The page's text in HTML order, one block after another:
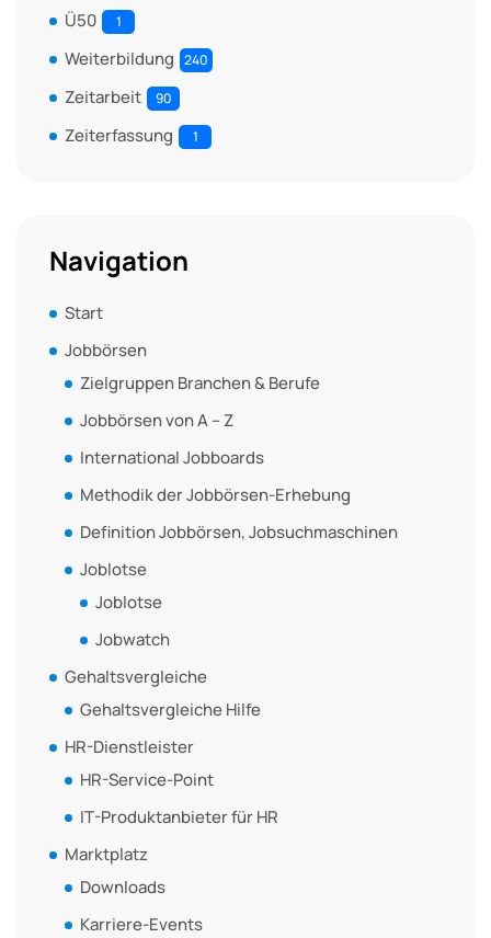
Ü50 1
Weiterbildung 240
Zeitarbeit 90
Zeiterfassung 1
Navigation
Start
Jobbörsen
Zielgruppen Branchen & Berufe
Jobbörsen von A – Z
International Jobboards
Methodik der Jobbörsen-Erhebung
Definition Jobbörsen, Jobsuchmaschinen
Joblotse
Joblotse
Jobwatch
Gehaltsvergleiche
Gehaltsvergleiche Hilfe
HR-Dienstleister
HR-Service-Point
IT-Produktanbieter für HR
Marktplatz
Downloads
Karriere-Events